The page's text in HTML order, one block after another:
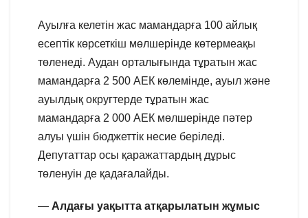
Ауылға келетін жас мамандарға 100 айлық
есептік көрсеткіш мөлшерінде көтермеақы
төленеді. Аудан орталығында тұратын жас
мамандарға 2 500 АЕК көлемінде, ауыл және
ауылдық округтерде тұратын жас
мамандарға 2 000 АЕК мөлшерінде пәтер
алуы үшін бюджеттік несие беріледі.
Депутаттар осы қаражаттардың дұрыс
төленуін де қадағалайды.
— Алдағы уақытта атқарылатын жұмыс